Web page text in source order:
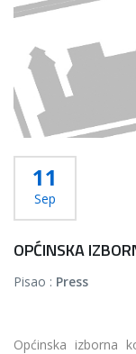
11
Sep
OPĆINSKA
Pisao : Press
Općinska izborna